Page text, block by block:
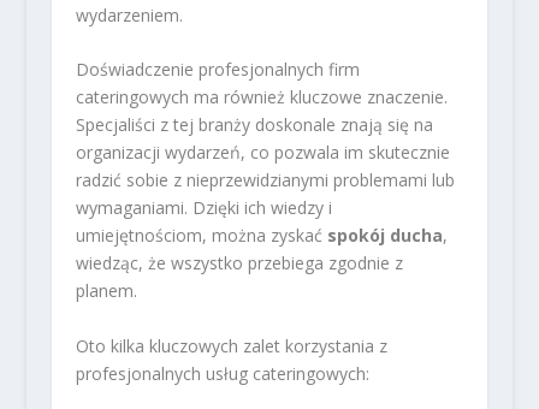
wydarzeniem.
Doświadczenie profesjonalnych firm
cateringowych ma również kluczowe znaczenie.
Specjaliści z tej branży doskonale znają się na
organizacji wydarzeń, co pozwala im skutecznie
radzić sobie z nieprzewidzianymi problemami lub
wymaganiami. Dzięki ich wiedzy i
umiejętnościom, można zyskać spokój ducha,
wiedząc, że wszystko przebiega zgodnie z
planem.
Oto kilka kluczowych zalet korzystania z
profesjonalnych usług cateringowych: